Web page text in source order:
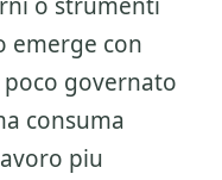
emerge con
poco governato
consuma
piu